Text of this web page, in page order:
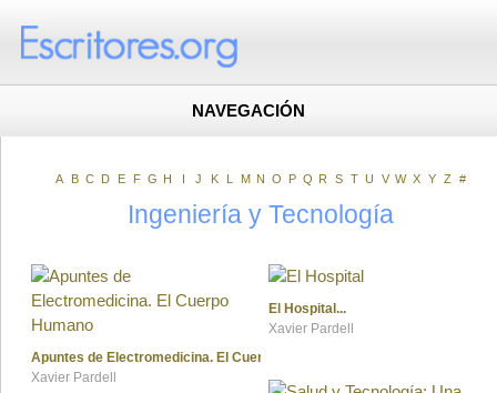
NAVEGACIÓN
A B C D E F G H J K L M N O P Q R S T U V W X Y Z #
Ingeniería y Tecnología
Apuntes de Electromedicina. El Cuerpo Humano
Xavier Pardell
El Hospital
Xavier Pardell